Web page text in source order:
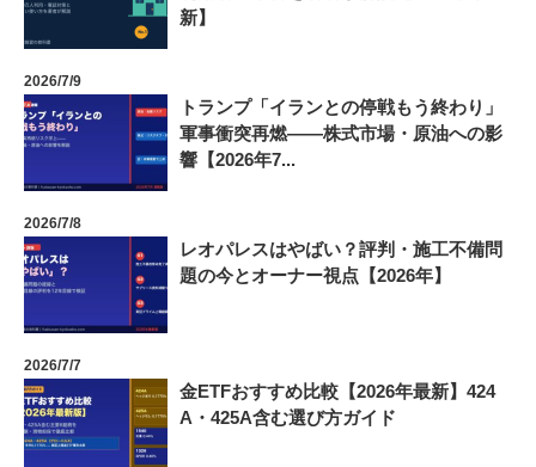
新】
2026/7/9
トランプ「イランとの停戦もう終わり」
軍事衝突再燃——株式市場・原油への影
響【2026年7...
2026/7/8
レオパレスはやばい？評判・施工不備問
題の今とオーナー視点【2026年】
2026/7/7
金ETFおすすめ比較【2026年最新】424
A・425A含む選び方ガイド